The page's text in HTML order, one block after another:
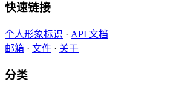
快速链接
个人形象标识 · API 文档
邮箱 · 文件 · 关于
分类